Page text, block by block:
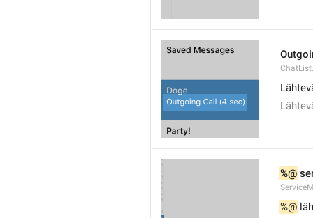
%@
%@